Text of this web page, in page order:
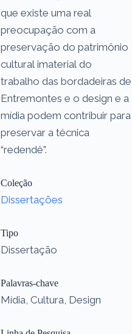
que existe uma real
preocupação com a
preservação do patrimônio
cultural imaterial do
trabalho das bordadeiras de
Entremontes e o design e a
mídia podem contribuir para
preservar a técnica
“redendê”.
Coleção
Dissertações
Tipo
Dissertação
Palavras-chave
Mídia, Cultura, Design